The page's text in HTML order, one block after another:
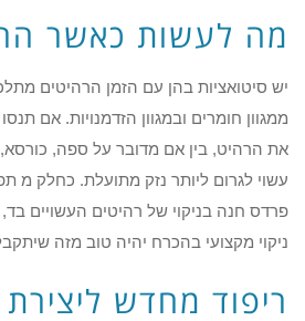
מה לעשות כאשר
יש סיטואציות בהן עם הזמן הרהיטים
ממגוון חומרים ובמגוון הזדמנויות. אם
את הרהיט, בין אם מדובר על ספה,
עשוי לגרום ליותר נזק מתועלת. כחלק מ
פרדס חנה בניקוי של רהיטים העשויים
ניקוי מקצועי בהכרח יהיה טוב מזה
ריפוד מחדש ליצירת